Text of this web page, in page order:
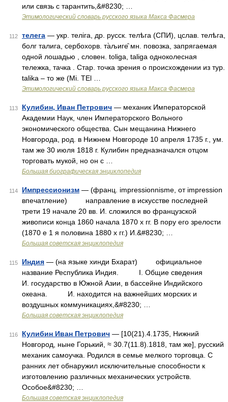
или связь с тарантить,&#8230; …
Этимологический словарь русского языка Макса Фасмера
112 телега — укр. телiга, др. русск. телѣга (СПИ), цслав. телѣга,
болг талига, сербохорв. та̀љиге̑ мн. повозка, запрягаемая
одной лошадью , словен. toliga, taliga одноколесная
тележка, тачка . Стар. точка зрения о происхождении из тур.
talika – то же (Мi. ТЕl …
Этимологический словарь русского языка Макса Фасмера
113 Кулибин, Иван Петрович — механик Императорской
Академии Наук, член Императорского Вольного
экономического общества. Сын мещанина Нижнего
Новгорода, род. в Нижнем Новгороде 10 апреля 1735 г., ум.
там же 30 июля 1818 г. Кулибин предназначался отцом
торговать мукой, но он с …
Большая биографическая энциклопедия
114 Импрессионизм — (франц. impressionnisme, от impression
впечатление) направление в искусстве последней
трети 19 начале 20 вв. И. сложился во французской
живописи конца 1860 начала 1870 х гг. В пору его зрелости
(1870 е 1 я половина 1880 х гг.) И.&#8230; …
Большая советская энциклопедия
115 Индия — (на языке хинди Бхарат) официальное
название Республика Индия. I. Общие сведения
И. государство в Южной Азии, в бассейне Индийского
океана. И. находится на важнейших морских и
воздушных коммуникациях,&#8230; …
Большая советская энциклопедия
116 Кулибин Иван Петрович — [10(21).4.1735, Нижний
Новгород, ныне Горький, ≈ 30.7(11.8).1818, там же], русский
механик самоучка. Родился в семье мелкого торговца. С
ранних лет обнаружил исключительные способности к
изготовлению различных механических устройств.
Особое&#8230; …
Большая советская энциклопедия